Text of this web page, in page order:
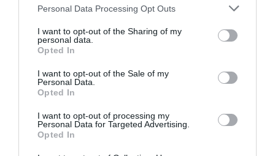
Personal Data Processing Opt Outs
I want to opt-out of the Sharing of my
personal data.
Opted In
I want to opt-out of the Sale of my
Personal Data.
Opted In
I want to opt-out of processing my
Personal Data for Targeted Advertising.
Opted In
pleinement associées et se l’approprient. Il s’agira
donc pour le gouvernement de faire en sorte que les
familles adhèrent volontairement à ce programme à
sensibilisation de proximité adaptée avec l’implication
des relais administratifs et politiques, ainsi que des
leaders d’opinions.